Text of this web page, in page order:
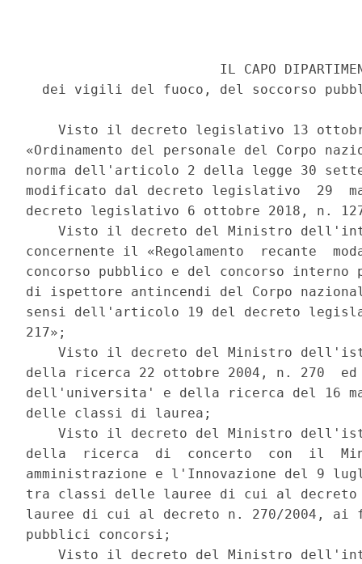
IL CAPO
dei vigili del fuoco, del soccorso
Visto il decreto legislativo 13
«Ordinamento del personale del Corpo
norma dell'articolo 2 della legge 30
modificato dal decreto legislativo  29
decreto legislativo 6 ottobre 2018, n.
Visto il decreto del Ministro
concernente il «Regolamento  recante
concorso pubblico e del concorso
di ispettore antincendi del Corpo
sensi dell'articolo 19 del decreto
217»;
Visto il decreto del Ministro
della ricerca 22 ottobre 2004, n. 270
dell'universita' e della ricerca del 16
delle classi di laurea;
Visto il decreto del Ministro
della  ricerca  di  concerto  con  il
amministrazione e l'Innovazione del 9
tra classi delle lauree di cui al decreto
lauree di cui al decreto n. 270/2004,
pubblici concorsi;
Visto il decreto del Ministro